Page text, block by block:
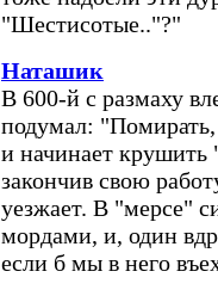
"Шестисотые.."?"
Наташик
В 600-й с размаху
подумал:
и начинает крушить
закончив свою
уезжает. В "мерсе"
мордами, и, один
если б мы в него